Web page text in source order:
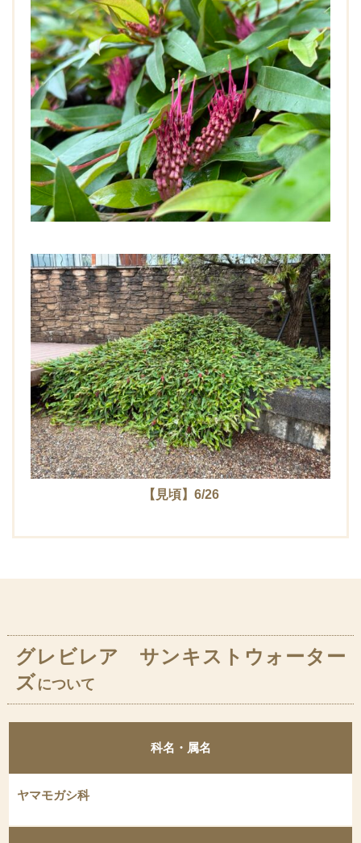
【見頃】6/26
グレビレア サンキストウォーター
ズについて
科名・属名
ヤマモガシ科